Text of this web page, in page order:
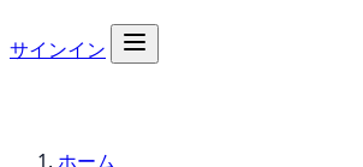
サインイン
ホーム